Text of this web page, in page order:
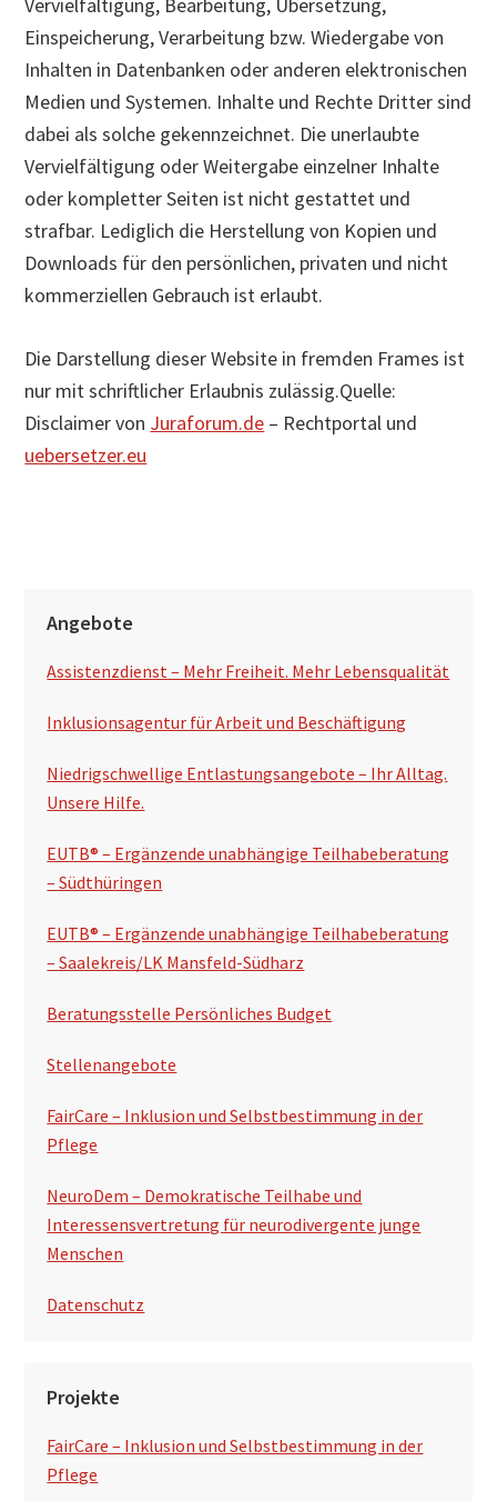
Vervielfältigung, Bearbeitung, Übersetzung,
Einspeicherung, Verarbeitung bzw. Wiedergabe von
Inhalten in Datenbanken oder anderen elektronischen
Medien und Systemen. Inhalte und Rechte Dritter sind
dabei als solche gekennzeichnet. Die unerlaubte
Vervielfältigung oder Weitergabe einzelner Inhalte
oder kompletter Seiten ist nicht gestattet und
strafbar. Lediglich die Herstellung von Kopien und
Downloads für den persönlichen, privaten und nicht
kommerziellen Gebrauch ist erlaubt.
Die Darstellung dieser Website in fremden Frames ist
nur mit schriftlicher Erlaubnis zulässig.Quelle:
Disclaimer von Juraforum.de – Rechtportal und
uebersetzer.eu
Angebote
Assistenzdienst – Mehr Freiheit. Mehr Lebensqualität
Inklusionsagentur für Arbeit und Beschäftigung
Niedrigschwellige Entlastungsangebote – Ihr Alltag.
Unsere Hilfe.
EUTB® – Ergänzende unabhängige Teilhabeberatung
– Südthüringen
EUTB® – Ergänzende unabhängige Teilhabeberatung
– Saalekreis/LK Mansfeld-Südharz
Beratungsstelle Persönliches Budget
Stellenangebote
FairCare – Inklusion und Selbstbestimmung in der
Pflege
NeuroDem – Demokratische Teilhabe und
Interessensvertretung für neurodivergente junge
Menschen
Datenschutz
Projekte
FairCare – Inklusion und Selbstbestimmung in der
Pflege